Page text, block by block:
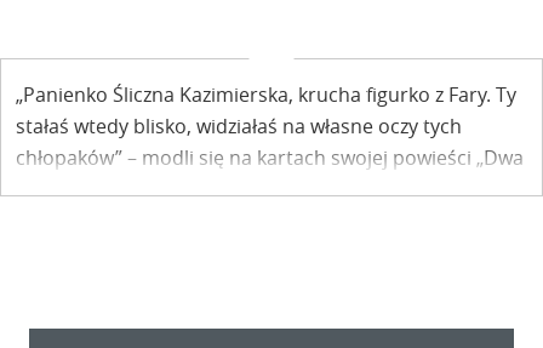
„Panienko Śliczna Kazimierska, krucha figurko z Fary. Ty
stałaś wtedy blisko, widziałaś na własne oczy tych
chłopaków” – modli się na kartach swojej powieści „Dwa
brzegi ponad tęczą” Ewa Pisula – Dąbrowska w rozdziale